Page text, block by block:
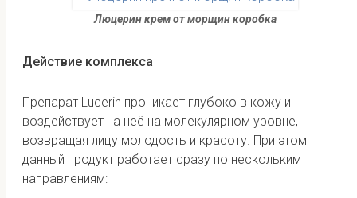
Люцерин крем от морщин коробка
Действие комплекса
Препарат Lucerin проникает глубоко в кожу и
воздействует на неё на молекулярном уровне,
возвращая лицу молодость и красоту. При этом
данный продукт работает сразу по нескольким
направлениям: